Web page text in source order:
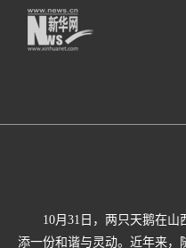
10月31日，两只天鹅在山西
添一份和谐与灵动。近年来，